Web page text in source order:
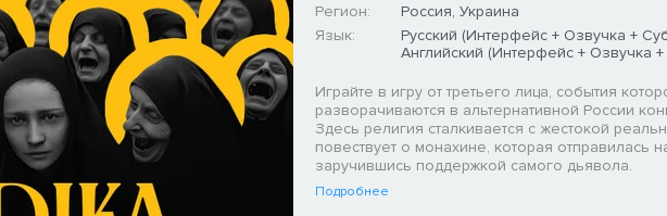
Регион:
Россия, Украина
Язык:
Русский (Интерфейс + Озвучка +
Английский (Интерфейс + Озвучка +
Играйте в игру от третьего лица, события
разворачиваются в альтернативной России
Здесь религия сталкивается с жестокой
повествует о монахине, которая отправилась
заручившись поддержкой самого дьявола.
Подробнее